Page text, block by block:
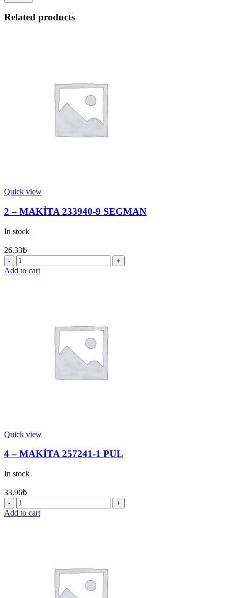
Related products
Quick view
2 – MAKİTA 233940-9 SEGMAN
In stock
26.33₺
2
-
Add to cart
Quick view
4 – MAKİTA 257241-1 PUL
In stock
33.96₺
4
-
Add to cart